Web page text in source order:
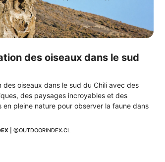
des oiseaux dans le sud
des oiseaux dans le sud du Chili avec des
des paysages incroyables et des
en pleine nature pour observer la faune dans
| @OUTDOORINDEX.CL